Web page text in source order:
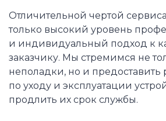
Отличительной чертой
только высокий уровень
и индивидуальный подход к
заказчику. Мы стремимся не
неполадки, но и
по уходу и эксплуатации
продлить их срок службы.